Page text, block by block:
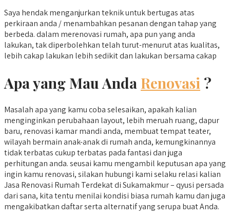
Saya hendak menganjurkan teknik untuk bertugas atas
perkiraan anda / menambahkan pesanan dengan tahap yang
berbeda. dalam merenovasi rumah, apa pun yang anda
lakukan, tak diperbolehkan telah turut-menurut atas kualitas,
lebih cakap lakukan lebih sedikit dan lakukan bersama cakap
Apa yang Mau Anda Renovasi ?
Masalah apa yang kamu coba selesaikan, apakah kalian
menginginkan perubahaan layout, lebih meruah ruang, dapur
baru, renovasi kamar mandi anda, membuat tempat teater,
wilayah bermain anak-anak di rumah anda, kemungkinannya
tidak terbatas cukup terbatas pada fantasi dan juga
perhitungan anda. seusai kamu mengambil keputusan apa yang
ingin kamu renovasi, silakan hubungi kami selaku relasi kalian
Jasa Renovasi Rumah Terdekat di Sukamakmur – qyusi persada
dari sana, kita tentu menilai kondisi biasa rumah kamu dan juga
mengakibatkan daftar serta alternatif yang serupa buat Anda.